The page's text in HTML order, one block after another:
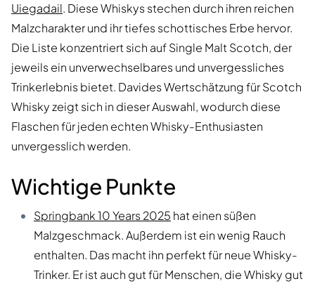
Uiegadail. Diese Whiskys stechen durch ihren reichen
Malzcharakter und ihr tiefes schottisches Erbe hervor.
Die Liste konzentriert sich auf Single Malt Scotch, der
jeweils ein unverwechselbares und unvergessliches
Trinkerlebnis bietet. Davides Wertschätzung für Scotch
Whisky zeigt sich in dieser Auswahl, wodurch diese
Flaschen für jeden echten Whisky-Enthusiasten
unvergesslich werden.
Wichtige Punkte
Springbank 10 Years 2025 hat einen süßen
Malzgeschmack. Außerdem ist ein wenig Rauch
enthalten. Das macht ihn perfekt für neue Whisky-
Trinker. Er ist auch gut für Menschen, die Whisky gut